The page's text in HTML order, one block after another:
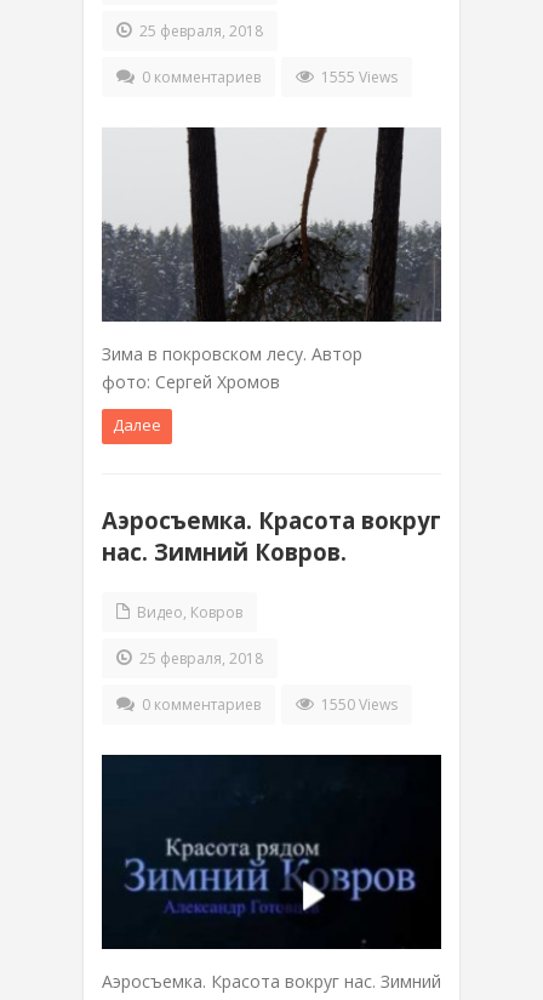
25 февраля, 2018
0 комментариев 1555 Views
Зима в покровском лесу. Автор
фото: Сергей Хромов
Далее
Аэросъемка. Красота вокруг
нас. Зимний Ковров.
Видео, Ковров
25 февраля, 2018
0 комментариев 1550 Views
Аэросъемка. Красота вокруг нас. Зимний